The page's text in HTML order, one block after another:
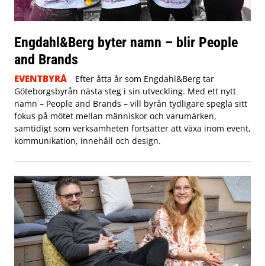
Engdahl&Berg byter namn – blir People
and Brands
EVENTBYRÅ
Efter åtta år som Engdahl&Berg tar
Göteborgsbyrån nästa steg i sin utveckling. Med ett nytt
namn – People and Brands – vill byrån tydligare spegla sitt
fokus på mötet mellan människor och varumärken,
samtidigt som verksamheten fortsätter att växa inom event,
kommunikation, innehåll och design.